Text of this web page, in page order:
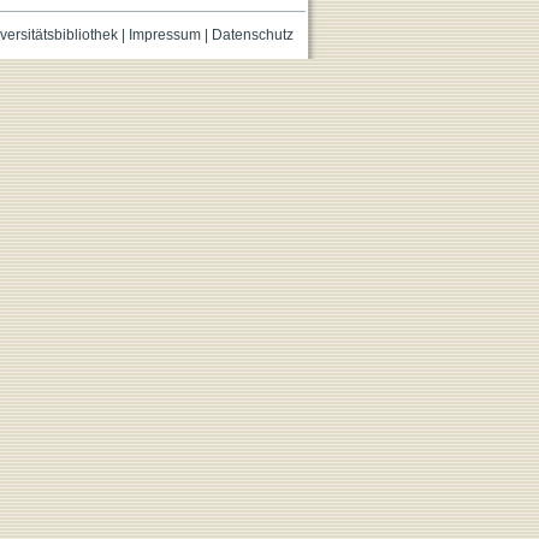
| Impressum| Datenschutz